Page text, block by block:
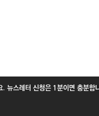
뉴스레터 신청은 1분이면 충분합